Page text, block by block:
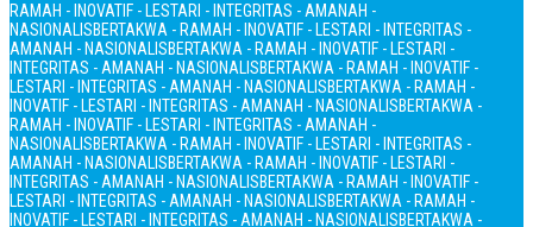
RAMAH - INOVATIF - LESTARI - INTEGRITAS - AMANAH -
NASIONALISBERTAKWA - RAMAH - INOVATIF - LESTARI - INTEGRITAS -
AMANAH - NASIONALISBERTAKWA - RAMAH - INOVATIF - LESTARI -
INTEGRITAS - AMANAH - NASIONALISBERTAKWA - RAMAH - INOVATIF -
LESTARI - INTEGRITAS - AMANAH - NASIONALISBERTAKWA - RAMAH -
INOVATIF - LESTARI - INTEGRITAS - AMANAH - NASIONALISBERTAKWA -
RAMAH - INOVATIF - LESTARI - INTEGRITAS - AMANAH -
NASIONALISBERTAKWA - RAMAH - INOVATIF - LESTARI - INTEGRITAS -
AMANAH - NASIONALISBERTAKWA - RAMAH - INOVATIF - LESTARI -
INTEGRITAS - AMANAH - NASIONALISBERTAKWA - RAMAH - INOVATIF -
LESTARI - INTEGRITAS - AMANAH - NASIONALISBERTAKWA - RAMAH -
INOVATIF - LESTARI - INTEGRITAS - AMANAH - NASIONALISBERTAKWA -